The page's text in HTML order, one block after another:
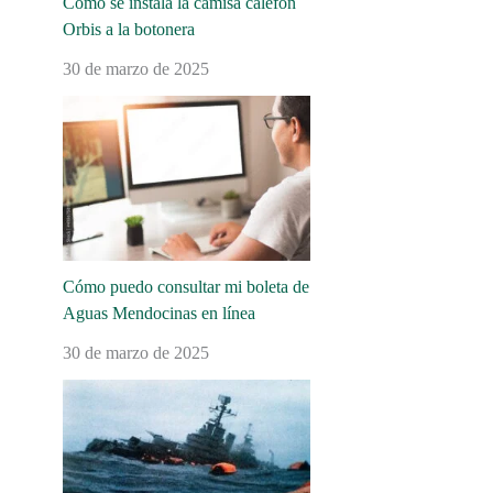
Orbis a la botonera
30 de marzo de 2025
Cómo puedo consultar mi boleta de
Aguas Mendocinas en línea
30 de marzo de 2025